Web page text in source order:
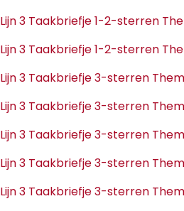
Lijn 3 Taakbriefje 1-2-sterren
Lijn 3 Taakbriefje 1-2-sterren
Lijn 3 Taakbriefje 3-sterren
Lijn 3 Taakbriefje 3-sterren
Lijn 3 Taakbriefje 3-sterren
Lijn 3 Taakbriefje 3-sterren
Lijn 3 Taakbriefje 3-sterren